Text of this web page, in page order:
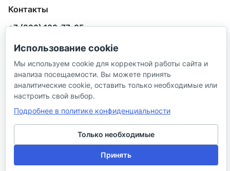
Контакты
+7 (800) 100-77-05
info@aquatehnik.com
г. Краснодар (Центр),
ул. Чкалова, 167
© 2026 ИП Сибирцев И. В.
Использование cookie
Мы используем cookie для корректной работы сайта и
анализа посещаемости. Вы можете принять
аналитические cookie, оставить только необходимые или
настроить свой выбор.
Подробнее в политике конфиденциальности
Только необходимые
Принять